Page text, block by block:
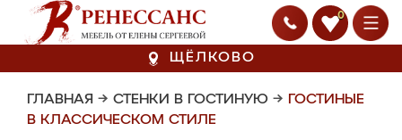
0
ЩЁЛКОВО
ГЛАВНАЯ → СТЕНКИ В ГОСТИНУЮ → ГОСТИНЫЕ
В КЛАССИЧЕСКОМ СТИЛЕ